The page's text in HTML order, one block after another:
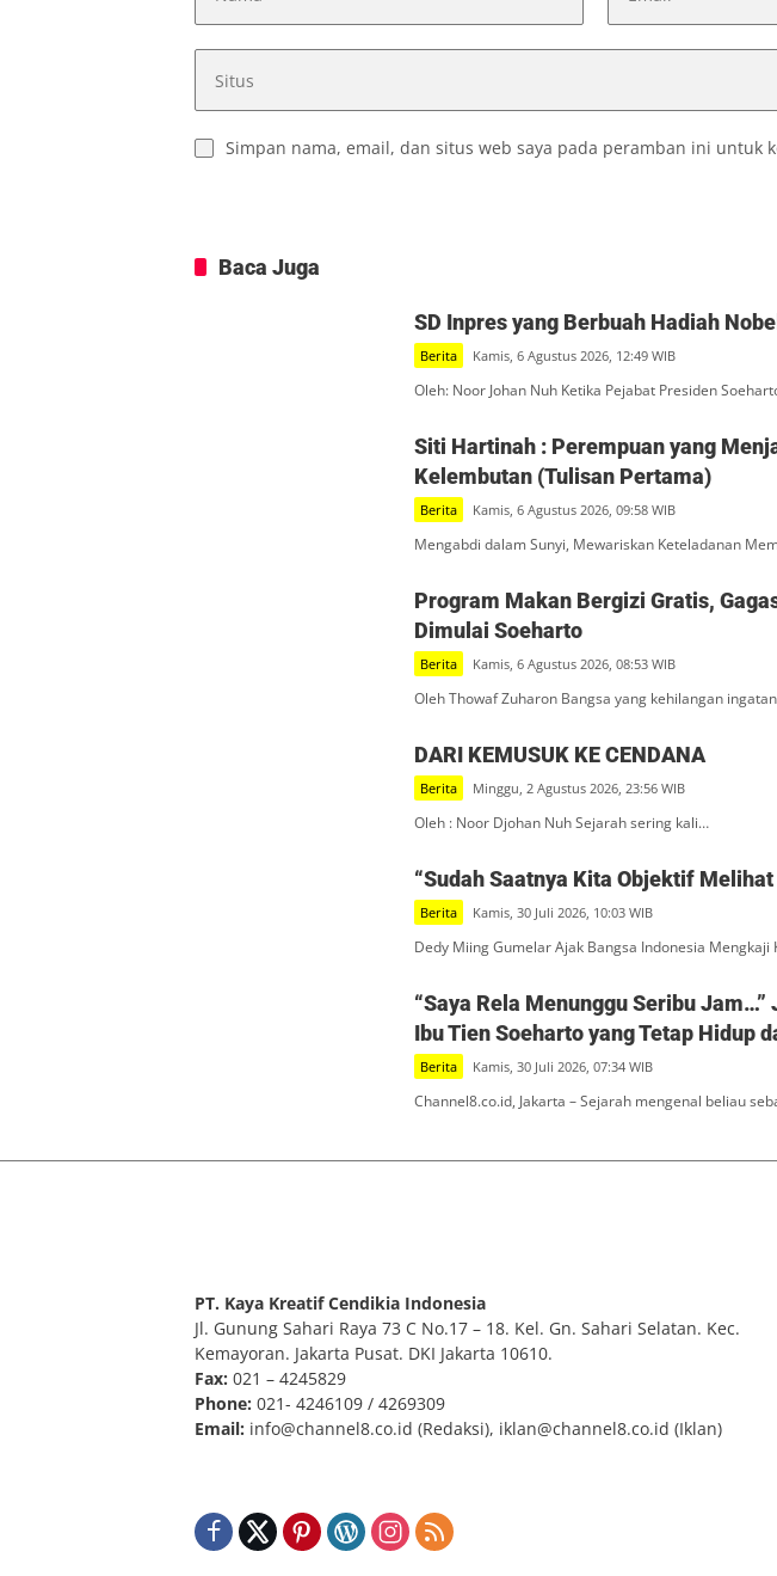
Simpan nama, email, dan situs web saya pada peramban ini untuk
Baca Juga
SD Inpres yang Berbuah Hadiah Nobel
Berita Kamis, 6 Agustus 2026, 12:49 WIB
Oleh: Noor Johan Nuh Ketika Pejabat Presiden
Siti Hartinah : Perempuan yang
Kelembutan (Tulisan Pertama)
Berita Kamis, 6 Agustus 2026, 09:58 WIB
Mengabdi dalam Sunyi, Mewariskan Keteladanan
Program Makan Bergizi Gratis,
Dimulai Soeharto
Berita Kamis, 6 Agustus 2026, 08:53 WIB
Oleh Thowaf Zuharon Bangsa yang kehilangan
DARI KEMUSUK KE CENDANA
Berita Minggu, 2 Agustus 2026, 23:56 WIB
Oleh : Noor Djohan Nuh Sejarah sering kali…
“Sudah Saatnya Kita Objektif Melihat
Berita Kamis, 30 Juli 2026, 10:03 WIB
Dedy Miing Gumelar Ajak Bangsa Indonesia Mengkaji
“Saya Rela Menunggu Seribu
Ibu Tien Soeharto yang Tetap Hidup
Berita Kamis, 30 Juli 2026, 07:34 WIB
Channel8.co.id, Jakarta – Sejarah mengenal beliau
PT. Kaya Kreatif Cendikia Indonesia
Jl. Gunung Sahari Raya 73 C No.17 – 18. Kel. Gn. Sahari Selatan. Kec.
Kemayoran. Jakarta Pusat. DKI Jakarta 10610.
Fax: 021 – 4245829
Phone: 021- 4246109 / 4269309
Email: info@channel8.co.id (Redaksi), iklan@channel8.co.id (Iklan)